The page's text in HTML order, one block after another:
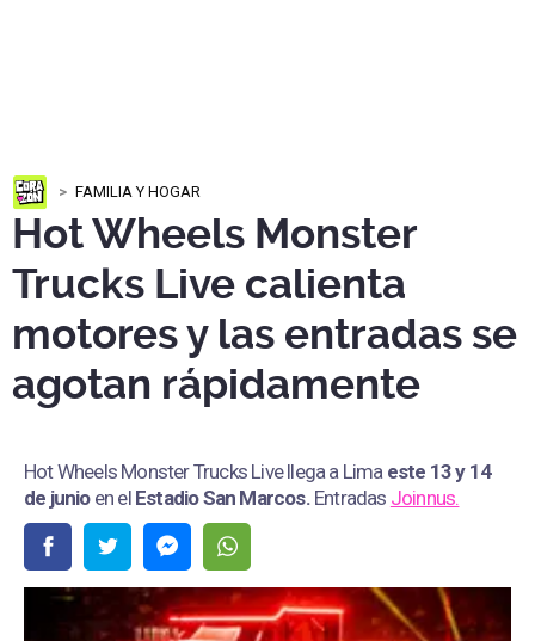
FAMILIA Y HOGAR
Hot Wheels Monster
Trucks Live calienta
motores y las entradas se
agotan rápidamente
Hot Wheels Monster Trucks Live llega a Lima este 13 y 14
de junio en elEstadio San Marcos. Entradas Joinnus.